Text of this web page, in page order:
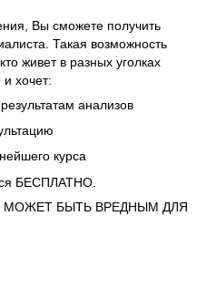
Вы сможете получить
Такая возможность
живет в разных уголках
хочет:
анализов
курса
БЕСПЛАТНО.
БЫТЬ ВРЕДНЫМ ДЛЯ